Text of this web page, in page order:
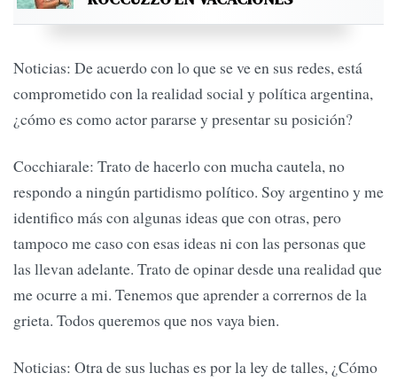
Noticias: De acuerdo con lo que se ve en sus redes, está
comprometido con la realidad social y política argentina,
¿cómo es como actor pararse y presentar su posición?
Cocchiarale: Trato de hacerlo con mucha cautela, no
respondo a ningún partidismo político. Soy argentino y me
identifico más con algunas ideas que con otras, pero
tampoco me caso con esas ideas ni con las personas que
las llevan adelante. Trato de opinar desde una realidad que
me ocurre a mi. Tenemos que aprender a corrernos de la
grieta. Todos queremos que nos vaya bien.
Noticias: Otra de sus luchas es por la ley de talles, ¿Cómo